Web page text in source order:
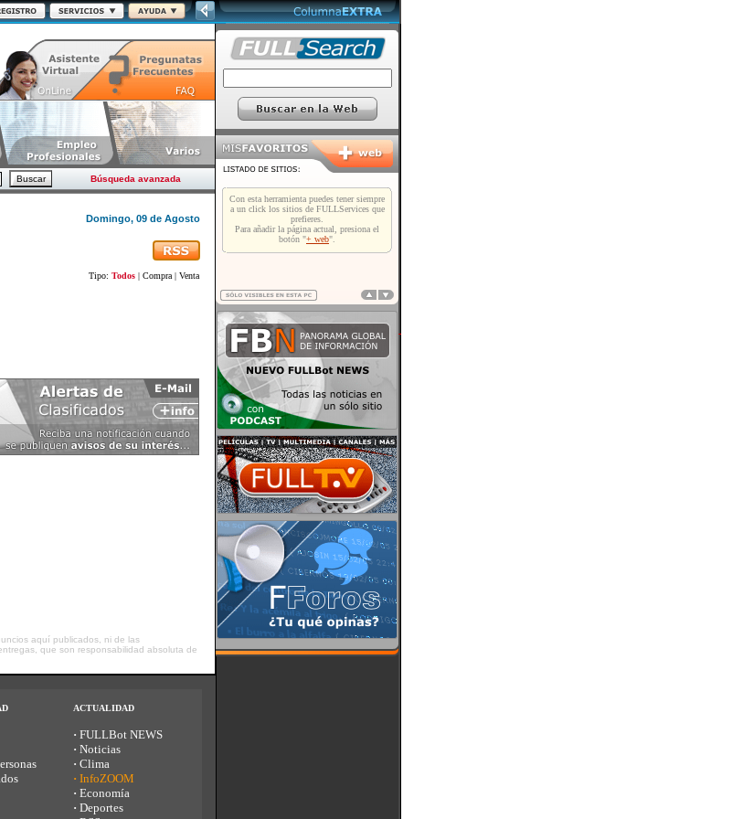
Búsqueda avanzada
Domingo, 09 de Agosto
Tipo: Todos| Compra| Venta
aquí publicados, ni de las
que son responsabilidad absoluta de
ACTUALIDAD
· FULLBot NEWS
· Noticias
· Clima
· InfoZOOM
· Economía
· Deportes